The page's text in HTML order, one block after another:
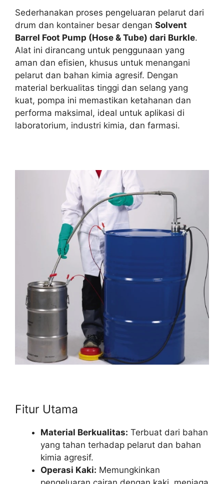
Sederhanakan proses pengeluaran pelarut dari
drum dan kontainer besar dengan Solvent
Barrel Foot Pump (Hose & Tube) dari Burkle.
Alat ini dirancang untuk penggunaan yang
aman dan efisien, khusus untuk menangani
pelarut dan bahan kimia agresif. Dengan
material berkualitas tinggi dan selang yang
kuat, pompa ini memastikan ketahanan dan
performa maksimal, ideal untuk aplikasi di
laboratorium, industri kimia, dan farmasi.
Fitur Utama
Material Berkualitas: Terbuat dari bahan
yang tahan terhadap pelarut dan bahan
kimia agresif.
Operasi Kaki: Memungkinkan